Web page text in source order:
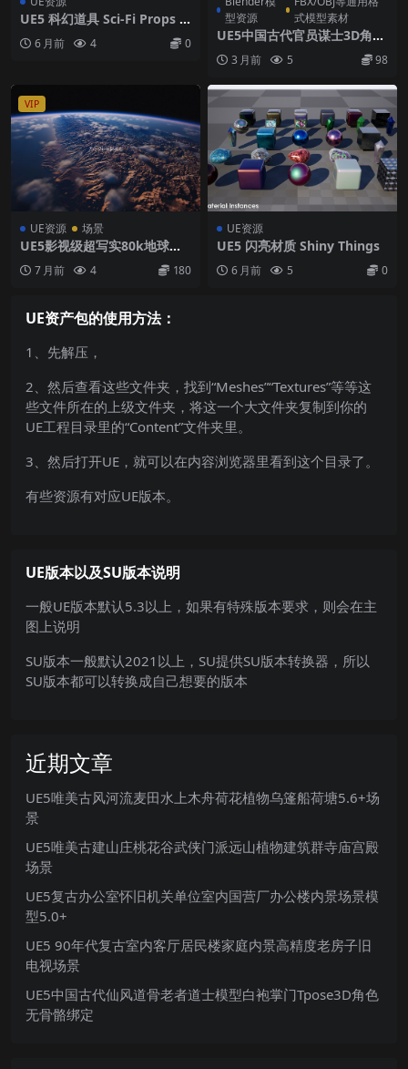
UE5 科幻道具 Sci-Fi Props V
6 月前 4 0
型资源
式模型素材
UE5中国古代官员谋士3D角色
模型绿色云纹锦袍已绑定标准
骨骼资产
3 月前 5 98
VIP
UE资源 场景
UE5影视级超写实80k地球表
7 月前 4 180
UE资源
UE5 闪亮材质 Shiny Things
6 月前 5 0
UE资产包的使用方法：
1、先解压，
2、然后查看这些文件夹，找到“Meshes”“Textures”等等这
些文件所在的上级文件夹，将这一个大文件夹复制到你的
UE工程目录里的“Content”文件夹里。
3、然后打开UE，就可以在内容浏览器里看到这个目录了。
有些资源有对应UE版本。
UE版本以及SU版本说明
一般UE版本默认5.3以上，如果有特殊版本要求，则会在主
图上说明
SU版本一般默认2021以上，SU提供SU版本转换器，所以
SU版本都可以转换成自己想要的版本
近期文章
UE5唯美古风河流麦田水上木舟荷花植物乌篷船荷塘5.6+场
景
UE5唯美古建山庄桃花谷武侠门派远山植物建筑群寺庙宫殿
场景
UE5复古办公室怀旧机关单位室内国营厂办公楼内景场景模
型5.0+
UE5 90年代复古室内客厅居民楼家庭内景高精度老房子旧
电视场景
UE5中国古代仙风道骨老者道士模型白袍掌门Tpose3D角色
无骨骼绑定